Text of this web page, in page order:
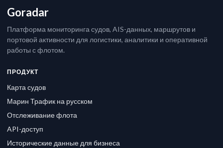
Goradar
Платформа мониторинга судов, AIS-данных, маршрутов и
портовой активности для логистики, аналитики и оперативной
работы с флотом.
ПРОДУКТ
Карта судов
Марин Трафик на русском
Отслеживание флота
API-доступ
Исторические данные для бизнеса